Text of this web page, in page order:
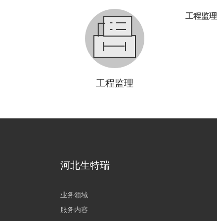
工程监理
工程监理
河北生特瑞
业务领域
服务内容